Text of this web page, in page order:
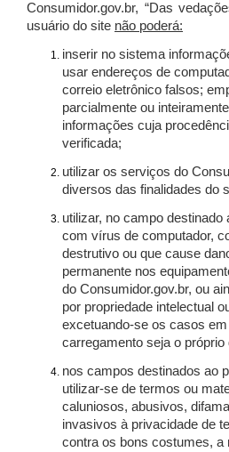
Consumidor.gov.br, “Das
usuário do site não poderá:
inserir no sistema
usar endereços de
correio eletrônico falsos;
parcialmente ou
informações cuja
verificada;
utilizar os serviços do
diversos das finalidades do
utilizar, no campo
com vírus de computador,
destrutivo ou que cause
permanente nos
do Consumidor.gov.br, ou
por propriedade intelectual
excetuando-se os casos
carregamento seja o
nos campos destinados ao
utilizar-se de termos ou
caluniosos, abusivos,
invasivos à privacidade de
contra os bons costumes, a